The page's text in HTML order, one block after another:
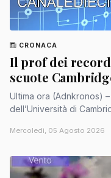
CRONACA
Il prof dei record
scuote
Ultima ora (Adnkronos) – Jason Arday, 41enne professore
dell’Università di
Mercoledì, 05 Agosto 2026